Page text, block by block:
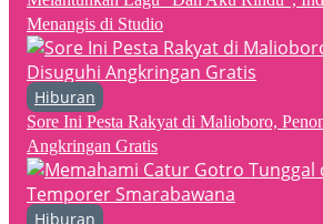
Menangis di Studio
Hiburan
Sore Ini Pesta Rakyat di Malioboro,
Angkringan Gratis
Hiburan